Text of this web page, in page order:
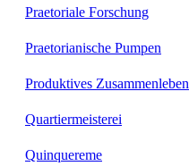
Praetoriale Forschung
Praetorianische Pumpen
Produktives Zusammenleben
Quartiermeisterei
Quinquereme